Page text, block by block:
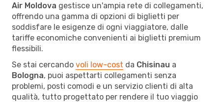
Air Moldova gestisce un'ampia rete di collegamenti,
offrendo una gamma di opzioni di biglietti per
soddisfare le esigenze di ogni viaggiatore, dalle
tariffe economiche convenienti ai biglietti premium
flessibili.
Se stai cercando voli low-cost da Chisinau a
Bologna, puoi aspettarti collegamenti senza
problemi, posti comodi e un servizio clienti di alta
qualità, tutto progettato per rendere il tuo viaggio